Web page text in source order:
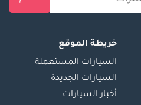
خريطة الموقع
السيارات المستعملة
السيارات الجديدة
أخبار السيارات